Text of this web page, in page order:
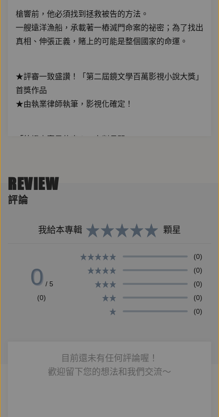
槍響前，他必須找到拯救被告的方法。
一艘遠洋漁船，承載著一樁滅門命案的祕密；為了找出
真相、伸張正義，賭上的可能是整個國家的命運。
★評審一致盛讚！「第二屆鏡文學百萬影視小說大獎」
首獎作品
★由執業律師執筆，影視化確定！
基隆八尺門，「平春16號」阿美族船長一家滅門命
確鑿，但疑雲卻重重密布。
年，卻被迫重回老家，面對充滿敵意的族人。在有限的
組織龐大的遠洋漁業與國家利益盤根錯節，左右官司走
向的不是正義與公平，而是各方勢力檯面下的通力盤整
REVIEW
評論
我給本專輯 顆星
0 / 5
(0)
(0)
(0)
(0)
(0)
(0)
目前還未有任何評論喔！
歡迎留下您的想法和我們交流～